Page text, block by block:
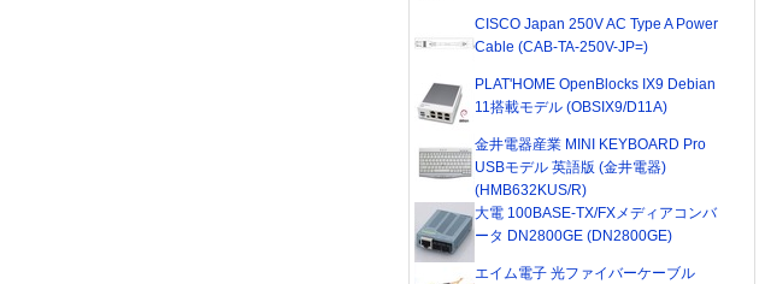
CISCO Japan 250V AC Type A Power
Cable (CAB-TA-250V-JP=)
PLAT'HOME OpenBlocks IX9 Debian
11搭載モデル (OBSIX9/D11A)
金井電器産業 MINI KEYBOARD Pro
USBモデル 英語版 (金井電器)
(HMB632KUS/R)
大電 100BASE-TX/FXメディアコンバ
ータ DN2800GE (DN2800GE)
エイム電子 光ファイバーケーブル